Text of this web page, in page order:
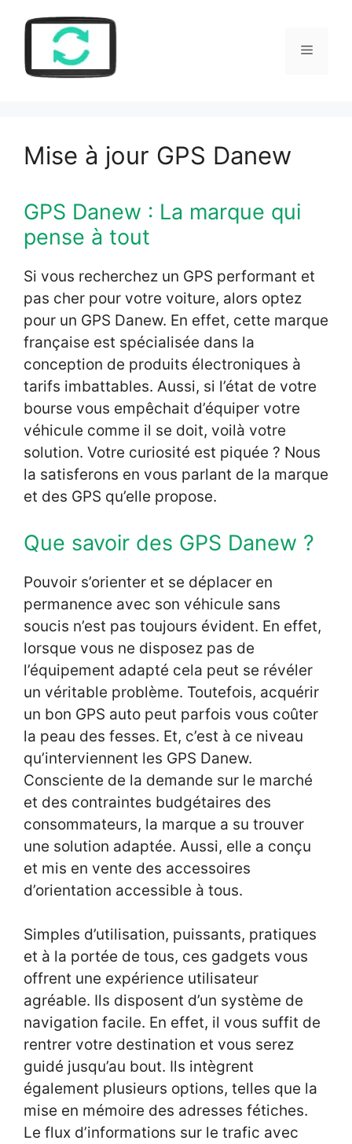
contenu
Menu
Mise à jour GPS Danew
GPS Danew : La marque qui
pense à tout
Si vous recherchez un GPS performant et
pas cher pour votre voiture, alors optez
pour un GPS Danew. En effet, cette marque
française est spécialisée dans la
conception de produits électroniques à
tarifs imbattables. Aussi, si l’état de votre
bourse vous empêchait d’équiper votre
véhicule comme il se doit, voilà votre
solution. Votre curiosité est piquée ? Nous
la satisferons en vous parlant de la marque
et des GPS qu’elle propose.
Que savoir des GPS Danew ?
Pouvoir s’orienter et se déplacer en
permanence avec son véhicule sans
soucis n’est pas toujours évident. En effet,
lorsque vous ne disposez pas de
l’équipement adapté cela peut se révéler
un véritable problème. Toutefois, acquérir
un bon GPS auto peut parfois vous coûter
la peau des fesses. Et, c’est à ce niveau
qu’interviennent les GPS Danew.
Consciente de la demande sur le marché
et des contraintes budgétaires des
consommateurs, la marque a su trouver
une solution adaptée. Aussi, elle a conçu
et mis en vente des accessoires
d’orientation accessible à tous.
Simples d’utilisation, puissants, pratiques
et à la portée de tous, ces gadgets vous
offrent une expérience utilisateur
agréable. Ils disposent d’un système de
navigation facile. En effet, il vous suffit de
rentrer votre destination et vous serez
guidé jusqu’au bout. Ils intègrent
également plusieurs options, telles que la
mise en mémoire des adresses fétiches.
Le flux d’informations sur le trafic avec